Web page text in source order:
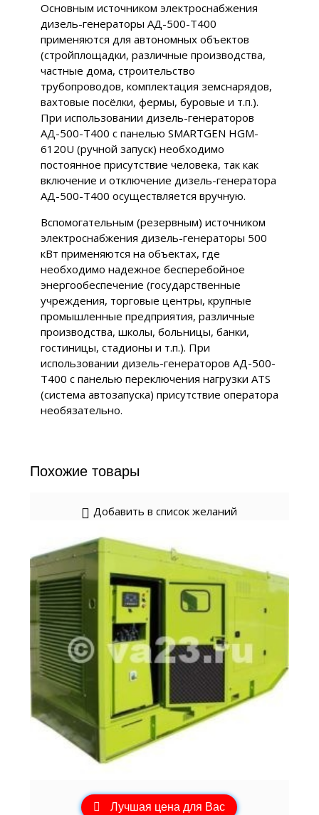
Основным источником электроснабжения
дизель-генераторы АД-500-Т400
применяются для автономных объектов
(стройплощадки, различные производства,
частные дома, строительство
трубопроводов, комплектация земснарядов,
вахтовые посёлки, фермы, буровые и т.п.).
При использовании дизель-генераторов
АД-500-Т400 с панелью SMARTGEN HGM-
6120U (ручной запуск) необходимо
постоянное присутствие человека, так как
включение и отключение дизель-генератора
АД-500-Т400 осуществляется вручную.
Вспомогательным (резервным) источником
электроснабжения дизель-генераторы 500
кВт применяются на объектах, где
необходимо надежное бесперебойное
энергообеспечение (государственные
учреждения, торговые центры, крупные
промышленные предприятия, различные
производства, школы, больницы, банки,
гостиницы, стадионы и т.п.). При
использовании дизель-генераторов АД-500-
Т400 с панелью переключения нагрузки ATS
(система автозапуска) присутствие оператора
необязательно.
Похожие товары
Добавить в список желаний
Лучшая цена для Вас